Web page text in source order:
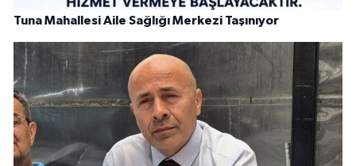
Tuna Mahallesi Aile Sağlığı Merkezi Taşınıyor